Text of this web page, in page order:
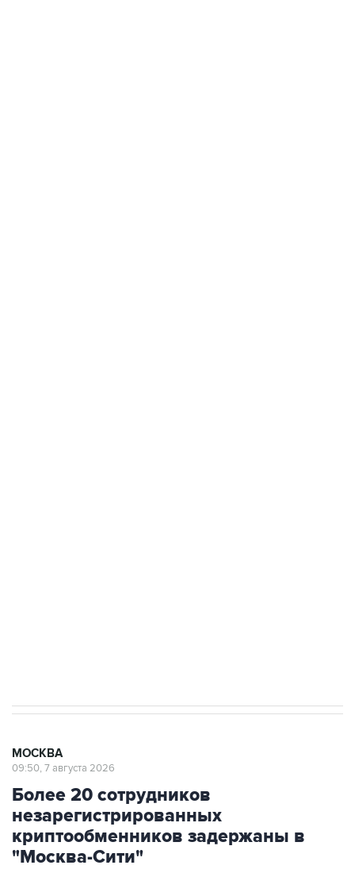
МОСКВА
09:50, 7 августа 2026
Более 20 сотрудников
незарегистрированных
криптообменников задержаны в
"Москва-Сити"